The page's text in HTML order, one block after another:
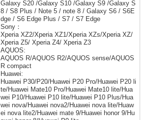
Galaxy S20 /Galaxy S10 /Galaxy S9 /Galaxy S
8 / S8 Plus / Note 5 / note 8 / Galaxy S6 / S6E
dge / S6 Edge Plus / S7 / S7 Edge
Sony：
Xperia XZ2/Xperia XZ1/Xperia XZs/Xperia XZ/
Xperia Z5/ Xperia Z4/ Xperia Z3
AQUOS:
AQUOS R/AQUOS R2/AQUOS sense/AQUOS
R compact
Huawei:
Huawei P30/P20/Huawei P20 Pro/Huawei P20 li
te/Huawei Mate10 Pro/Huawei Mate10 lite/Hua
wei P10/Huawei P10 lite/Huawei P10 Plus/Hua
wei nova/Huawei nova2/Huawei nova lite/Huaw
ei nova lite2/Huawei mate 9/Huawei honor 9/Hu